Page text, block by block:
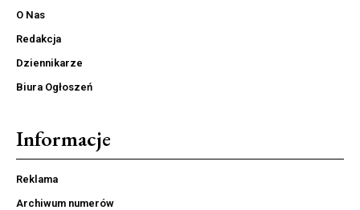
O Nas
Redakcja
Dziennikarze
Biura Ogłoszeń
Informacje
Reklama
Archiwum numerów